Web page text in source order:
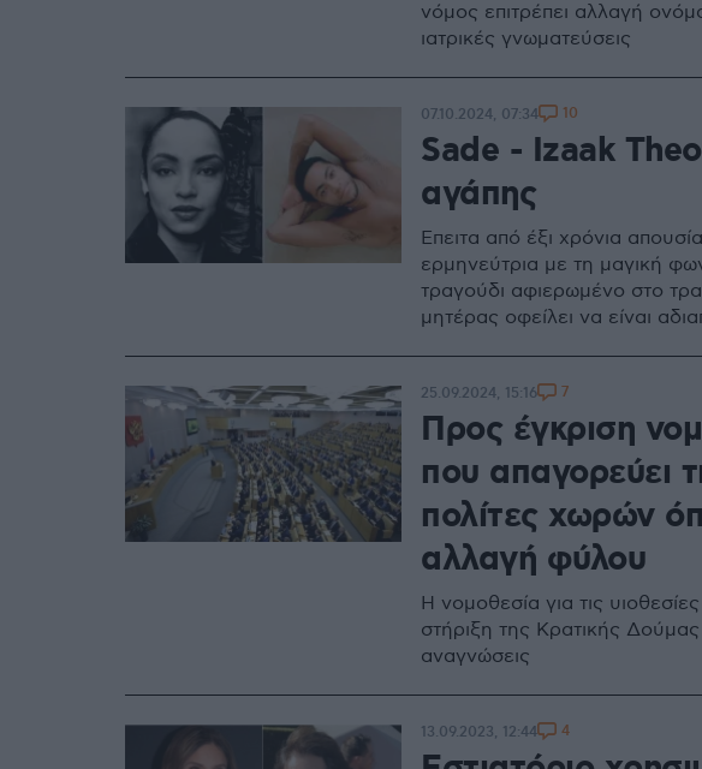
νόμος επιτρέπει αλλαγή
ιατρικές γνωματεύσεις
Sade - Izaak
αγάπης
Επειτα από έξι χρόνια
ερμηνεύτρια με τη μαγική
τραγούδι αφιερωμένο στο
μητέρας οφείλει να είναι
07.10.2024, 07:34 10
Προς έγκριση
που απαγορεύει
πολίτες χωρών
αλλαγή φύλου
Η νομοθεσία για τις
στήριξη της Κρατικής
αναγνώσεις
25.09.2024, 15:16 7
13.09.2023, 12:44 4